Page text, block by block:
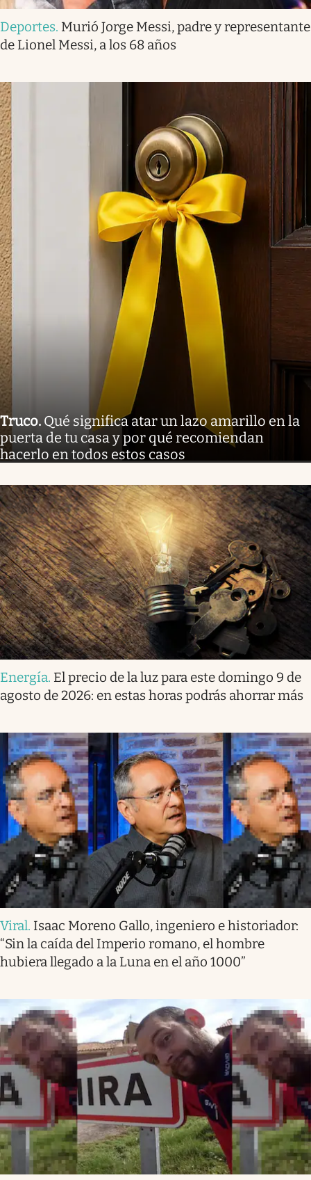
Deportes. Murió Jorge Messi, padre y representante
de Lionel Messi, a los 68 años
Truco. Qué significa atar un lazo amarillo en la
puerta de tu casa y por qué recomiendan
hacerlo en todos estos casos
Energía. El precio de la luz para este domingo 9 de
agosto de 2026: en estas horas podrás ahorrar más
Viral. Isaac Moreno Gallo, ingeniero e historiador:
“Sin la caída del Imperio romano, el hombre
hubiera llegado a la Luna en el año 1000”